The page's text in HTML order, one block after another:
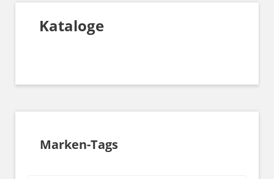
Kataloge
Marken-Tags